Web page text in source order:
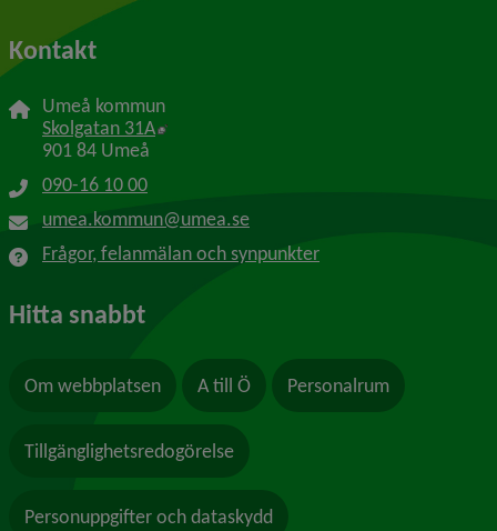
Kontakt
Umeå kommun
Skolgatan 31A Länk till annan webbplats, öppnas i nytt
901 84 Umeå
090-16 10 00
umea.kommun@umea.se
Frågor, felanmälan och synpunkter
Hitta snabbt
Om webbplatsen A till Ö Personalrum
Tillgänglighetsredogörelse
Personuppgifter och dataskydd